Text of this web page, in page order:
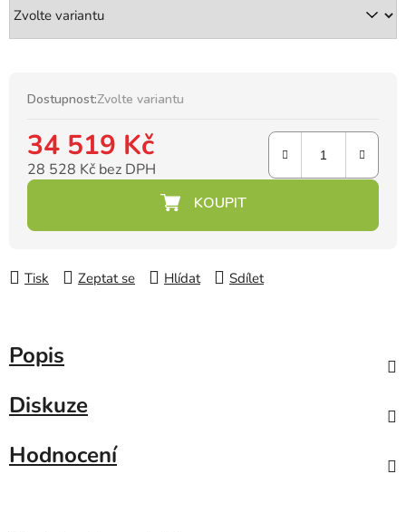
Dostupnost:Zvolte variantu
34 519 Kč
28 528 Kč bez DPH
Tisk Zeptat se Hlídat Sdílet
Popis
Diskuze
Hodnocení